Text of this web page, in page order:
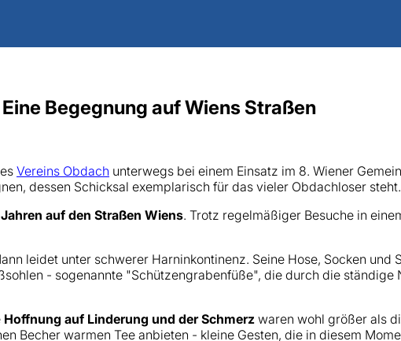
Begegnung auf Wiens Straßen
Vereins Obdach unterwegs bei einem Einsatz im 8. Wiener
dessen Schicksal exemplarisch für das vieler Obdachloser steht.
auf den Straßen Wiens. Trotz regelmäßiger Besuche in
leidet unter schwerer Harninkontinenz. Seine Hose, Socken
- sogenannte "Schützengrabenfüße", die durch die ständige
Hoffnung auf Linderung und der Schmerz waren wohl größer als
Becher warmen Tee anbieten - kleine Gesten, die in diesem